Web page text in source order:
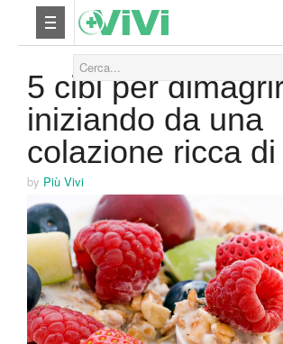
5 cibi per
iniziando da una
colazione ricca
by Più Vivi